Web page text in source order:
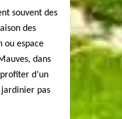
souvent des
des
ou espace
dans
d’un
jardinier pas